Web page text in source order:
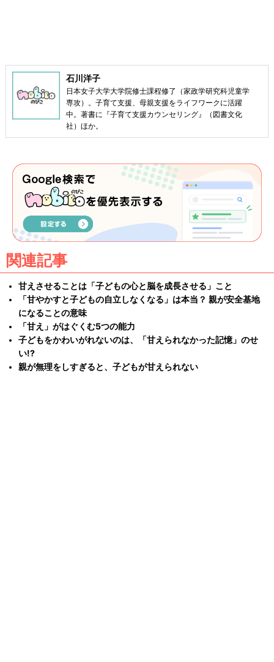
石川洋子
日本女子大学大学院修士課程修了（家政学研究科児童学
専攻）。子育て支援、母親支援をライフワークに活躍
中。著書に『子育て支援カウンセリング』（図書文化
社）ほか。
関連記事
甘えさせることは「子どもの心と脳を成長させる」こと
「甘やかすと子どもの自立しなくなる」は本当？ 親が安全基地
になることの意味
「甘え」がはぐくむ5つの能力
子どもをかわいがれないのは、「甘えられなかった記憶」のせ
い!?
親が無理をしすぎると、子どもが甘えられない